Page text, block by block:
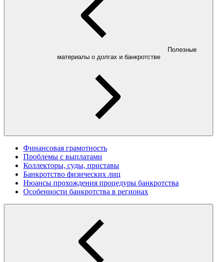
Полезные
материалы о долгах и банкротстве
Финансовая грамотность
Проблемы с выплатами
Коллекторы, суды, приставы
Банкротство физических лиц
Нюансы прохождения процедуры банкротства
Особенности банкротства в регионах